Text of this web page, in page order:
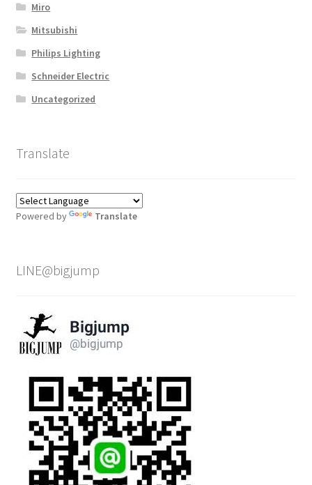
Miro
Mitsubishi
Philips Lighting
Schneider Electric
Uncategorized
Translate
Powered by Translate
LINE@bigjump